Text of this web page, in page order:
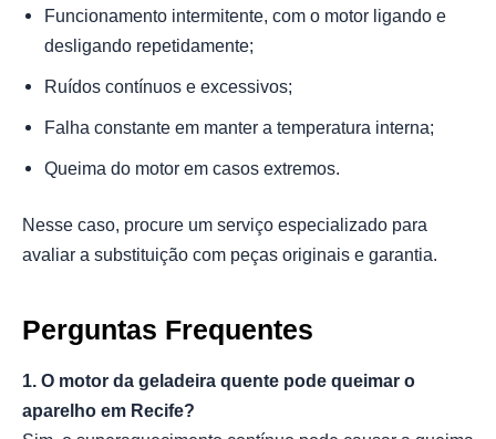
Funcionamento intermitente, com o motor ligando e
desligando repetidamente;
Ruídos contínuos e excessivos;
Falha constante em manter a temperatura interna;
Queima do motor em casos extremos.
Nesse caso, procure um serviço especializado para
avaliar a substituição com peças originais e garantia.
Perguntas Frequentes
1. O motor da geladeira quente pode queimar o
aparelho em Recife?